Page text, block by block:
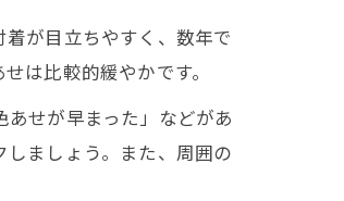
が目立ちやすく、数年で
は比較的緩やかです。
せが早まった」などがあ
ましょう。また、周囲の